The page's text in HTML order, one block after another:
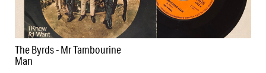
The Byrds - Mr Tambourine
Man